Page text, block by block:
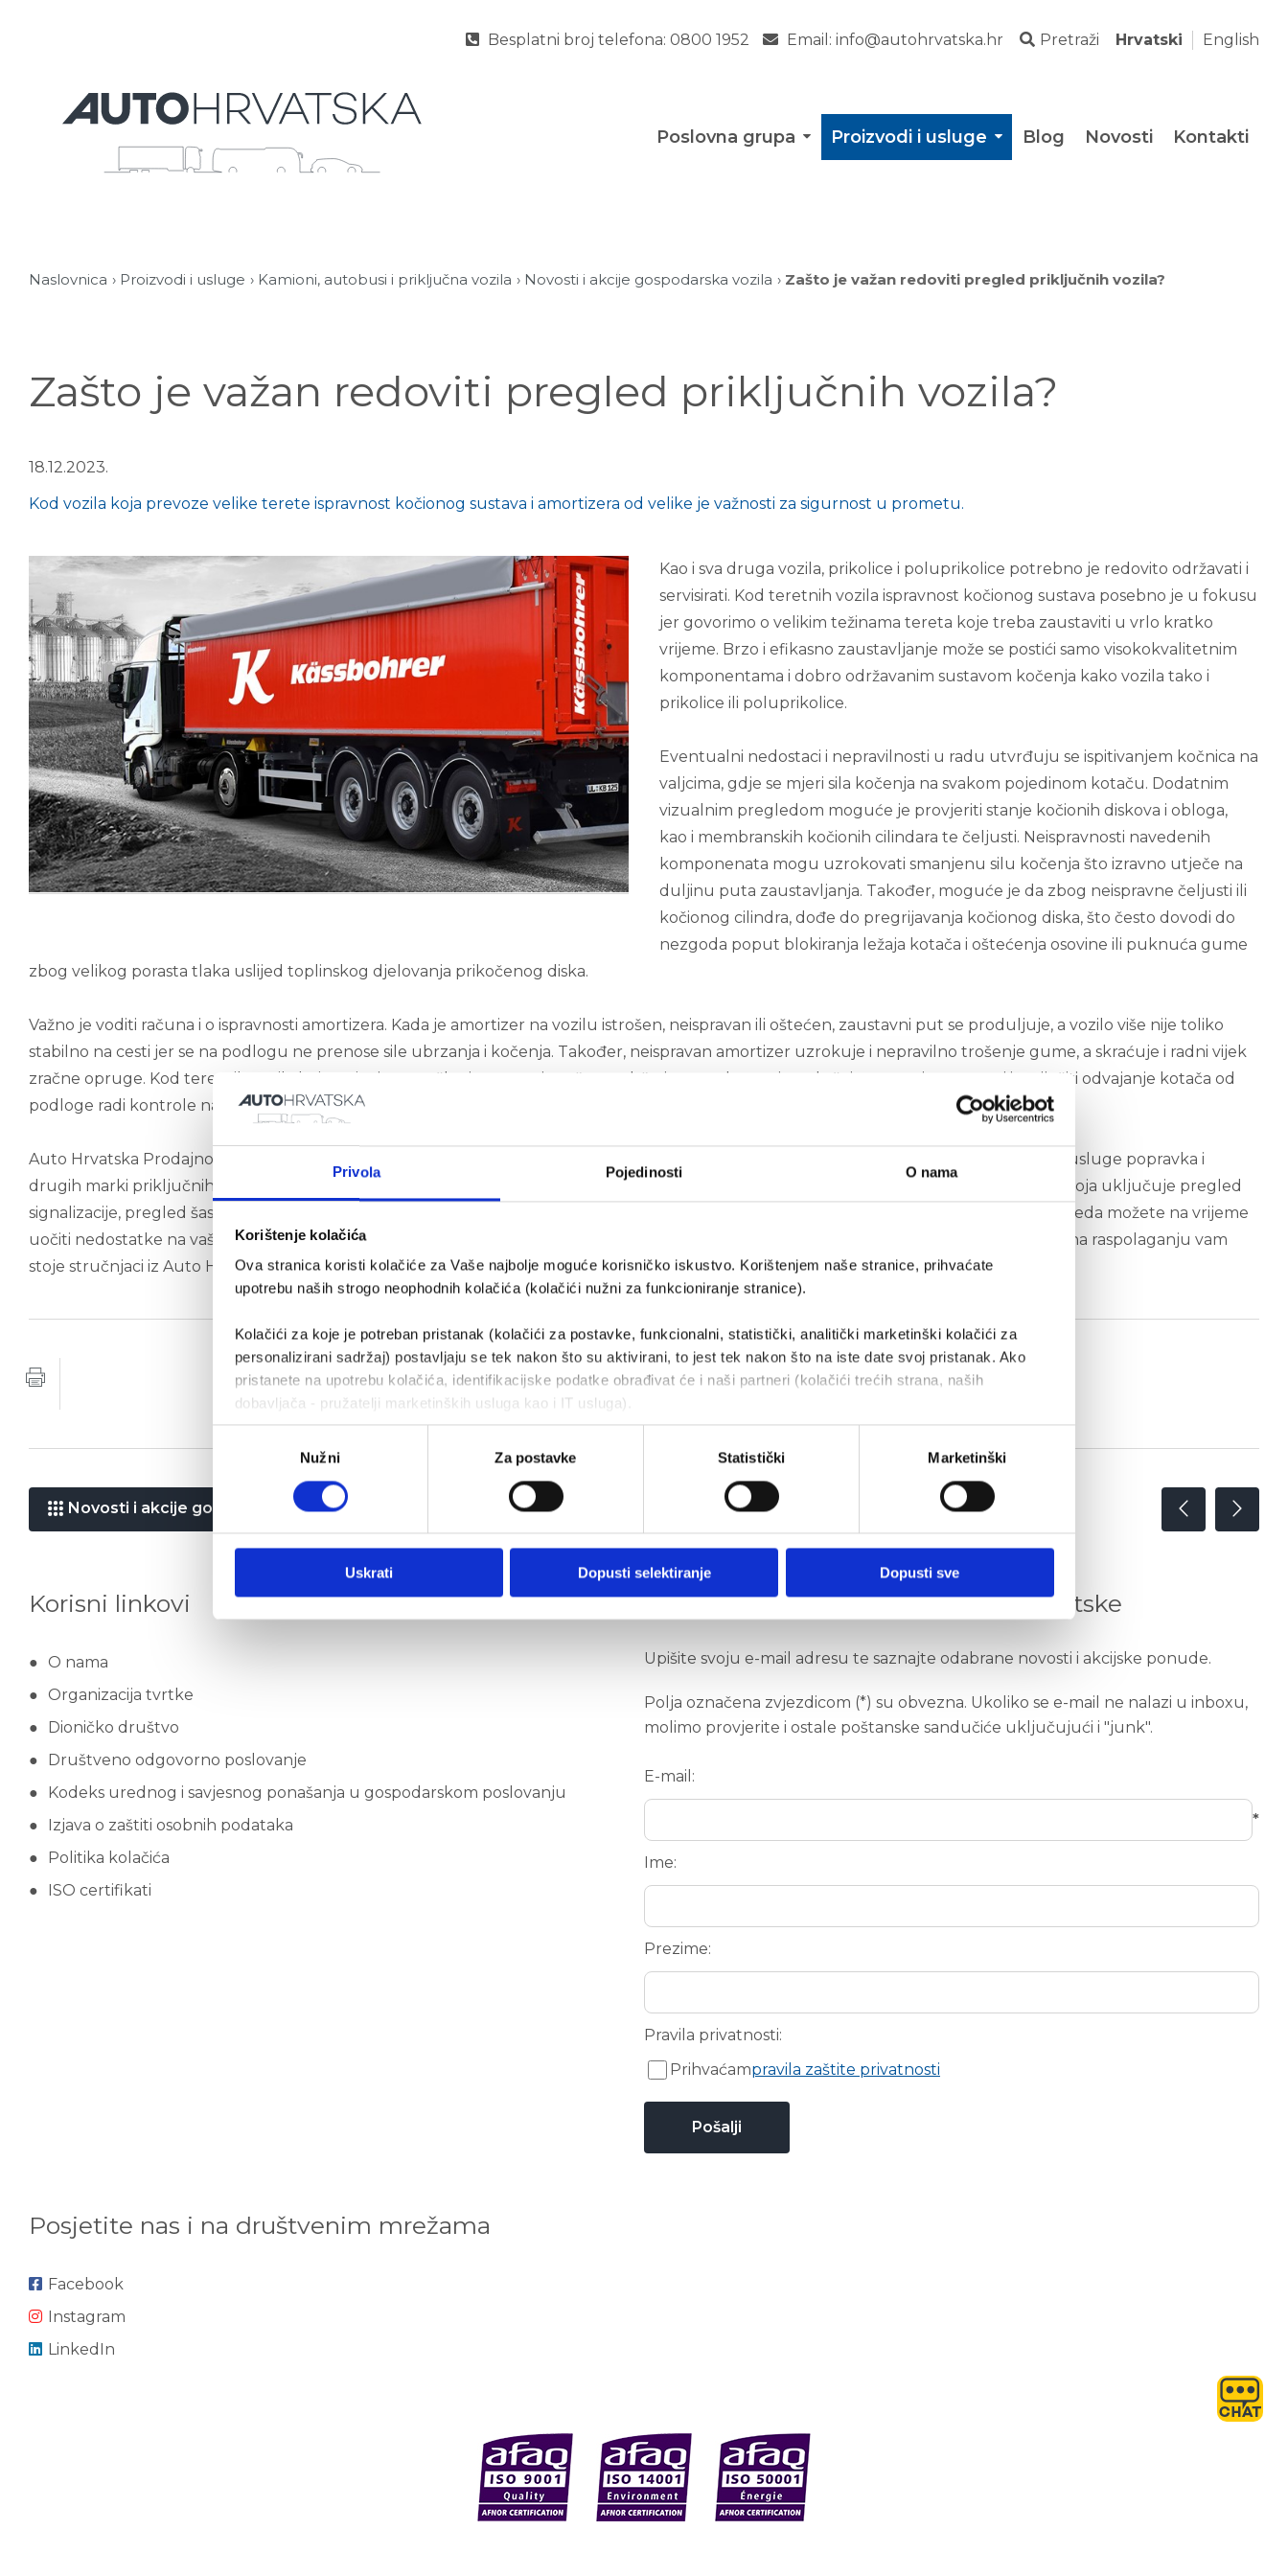
Privola Pojedinosti O nama
Korištenje kolačića
Ova stranica koristi kolačiće za Vaše najbolje moguće korisničko iskustvo. Korištenjem naše stranice, prihvaćate
upotrebu naših strogo neophodnih kolačića (kolačići nužni za funkcioniranje stranice).
Kolačići za koje je potreban pristanak (kolačići za postavke, funkcionalni, statistički, analitički marketinški kolačići za
personalizirani sadržaj) postavljaju se tek nakon što su aktivirani, to jest tek nakon što na iste date svoj pristanak. Ako
pristanete na upotrebu kolačića, identifikacijske podatke obrađivat će i naši partneri (kolačići trećih strana, naših
dobavljača - pružatelji marketinških usluga kao i IT usluga).
Nužni Za postavke Statistički Marketinški
Uskrati Dopusti selektiranje Dopusti sve
Besplatni broj telefona: 0800 1952 Email: info@autohrvatska.hr Pretraži Hrvatski English
Poslovna grupa Proizvodi i usluge Blog Novosti Kontakti
Naslovnica Proizvodi i usluge Kamioni, autobusi i priključna vozila Novosti i akcije gospodarska vozila Zašto je važan redoviti pregled priključnih vozila?
Zašto je važan redoviti pregled priključnih vozila?
18.12.2023.
Kod vozila koja prevoze velike terete ispravnost kočionog sustava i amortizera od velike je važnosti za sigurnost u prometu.
Kao i sva druga vozila, prikolice i poluprikolice potrebno je redovito održavati i
servisirati. Kod teretnih vozila ispravnost kočionog sustava posebno je u fokusu
jer govorimo o velikim težinama tereta koje treba zaustaviti u vrlo kratko
vrijeme. Brzo i efikasno zaustavljanje može se postići samo visokokvalitetnim
komponentama i dobro održavanim sustavom kočenja kako vozila tako i
prikolice ili poluprikolice.
Eventualni nedostaci i nepravilnosti u radu utvrđuju se ispitivanjem kočnica na
valjcima, gdje se mjeri sila kočenja na svakom pojedinom kotaču. Dodatnim
vizualnim pregledom moguće je provjeriti stanje kočionih diskova i obloga,
kao i membranskih kočionih cilindara te čeljusti. Neispravnosti navedenih
komponenata mogu uzrokovati smanjenu silu kočenja što izravno utječe na
duljinu puta zaustavljanja. Također, moguće je da zbog neispravne čeljusti ili
kočionog cilindra, dođe do pregrijavanja kočionog diska, što često dovodi do
nezgoda poput blokiranja ležaja kotača i oštećenja osovine ili puknuća gume
zbog velikog porasta tlaka uslijed toplinskog djelovanja prikočenog diska.
Važno je voditi računa i o ispravnosti amortizera. Kada je amortizer na vozilu istrošen, neispravan ili oštećen, zaustavni put se produljuje, a vozilo više nije toliko
stabilno na cesti jer se na podlogu ne prenose sile ubrzanja i kočenja. Također, neispravan amortizer uzrokuje i nepravilno trošenje gume, a skraćuje i radni vijek
zračne opruge. Kod teretnih vozila koja su iznimno teška, izuzetno je važno zadržati pravac kretanja u slučaju neravnine na cesti i spriječiti odvajanje kotača od
podloge radi kontrole nad vozilom i veće sigurnosti.
Auto Hrvatska Prodajno servisni centri d.o.o. ovlašteni je servisni partner za marke Kässbohrer, Schmitz, Krone i Bennalu, no u ponudi su usluge popravka i
drugih marki priključnih vozila. U servisnim radionicama za gospodarska vozila dostupna je i usluga besplatnog dijagnostičkog pregleda koja uključuje pregled
signalizacije, pregled šasije, osovine i ovjesa, pregled pneumatskog sustava i guma te pregled kočionog sustava. Uz pomoć ovakvog pregleda možete na vrijeme
uočiti nedostatke na vašem vozilu i tako izbjeći naknadne dolaske u radionicu. Za više savjeta oko pravilnog održavanja priključnih vozila na raspolaganju vam
stoje stručnjaci iz Auto Hrvatske.
Novosti i akcije gospodarska vozila
Korisni linkovi
O nama
Organizacija tvrtke
Dioničko društvo
Društveno odgovorno poslovanje
Kodeks urednog i savjesnog ponašanja u gospodarskom poslovanju
Izjava o zaštiti osobnih podataka
Politika kolačića
ISO certifikati
Primajte novosti i ponude Auto Hrvatske
Upišite svoju e-mail adresu te saznajte odabrane novosti i akcijske ponude.
Polja označena zvjezdicom (*) su obvezna. Ukoliko se e-mail ne nalazi u inboxu,
molimo provjerite i ostale poštanske sandučiće uključujući i "junk".
E-mail:
*
Ime:
Prezime:
Pravila privatnosti:
Prihvaćampravila zaštite privatnosti
Posjetite nas i na društvenim mrežama
Facebook
Instagram
LinkedIn